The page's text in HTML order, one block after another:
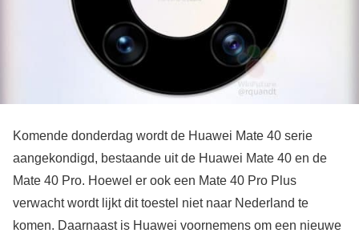
Komende donderdag wordt de Huawei Mate 40 serie
aangekondigd, bestaande uit de Huawei Mate 40 en de
Mate 40 Pro. Hoewel er ook een Mate 40 Pro Plus
verwacht wordt lijkt dit toestel niet naar Nederland te
komen. Daarnaast is Huawei voornemens om een nieuwe